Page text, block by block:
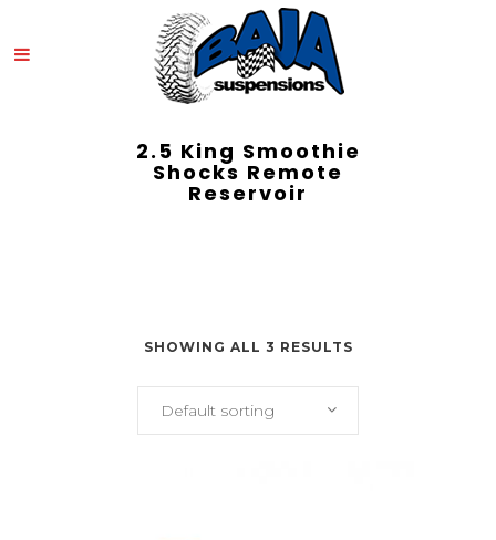
2.5 King Smoothie
Shocks Remote
Reservoir
SHOWING ALL 3 RESULTS
Default sorting